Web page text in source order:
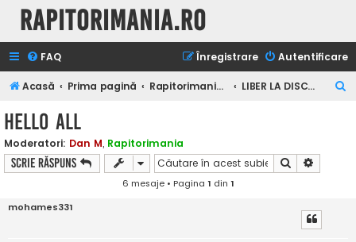
Rapitorimania.ro
FAQ Autentificare
Înregistrare
Acasă Prima pagină Rapitorimania.ro LIBER LA DISCUTII
Hello all
Moderatori: Dan M, Rapitorimania
Scrie răspuns Căutare
6 mesaje • Pagina 1 din 1
mohames331